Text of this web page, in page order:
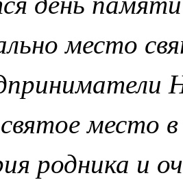
место
место
родника и